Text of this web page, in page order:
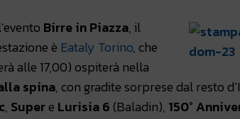
Birre in Piazza, il
è Eataly Torino, che
alle 17,00) ospiterà nella
spina, con gradite sorprese dal resto
, Supere Lurisia 6 (Baladin), 150°